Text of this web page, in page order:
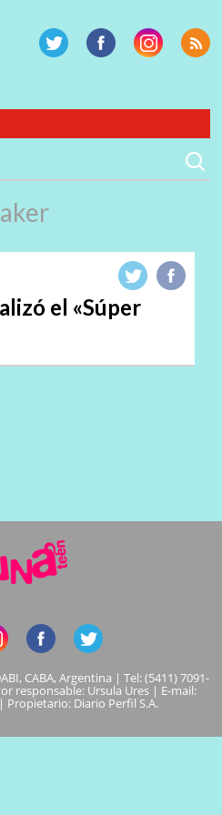
el «Súper
CABA, Argentina | Tel: (5411) 7091-
responsable: Ursula Ures | E-mail:
| Propietario: Diario Perfil S.A.